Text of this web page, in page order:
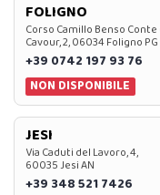
FOLIGNO
Corso Camillo Benso Conte
Cavour, 2, 06034 Foligno PG
+39 0742 197 93 76
NON DISPONIBILE
JESI
Via Caduti del Lavoro, 4,
60035 Jesi AN
+39 348 521 7426